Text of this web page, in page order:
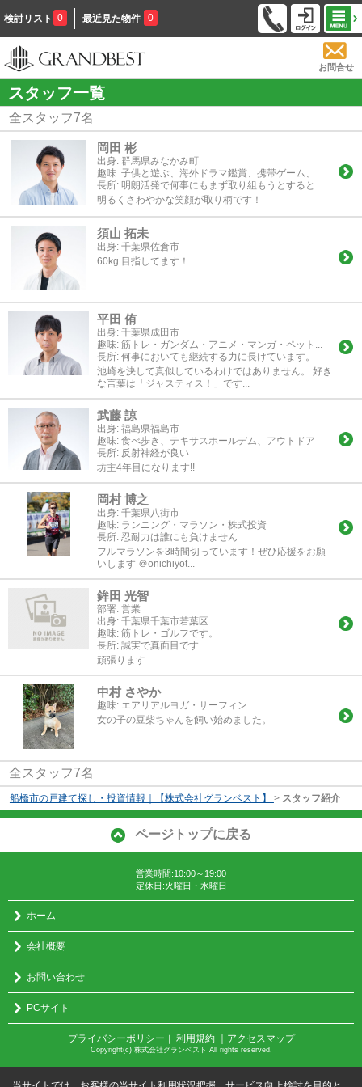
検討リスト 0 最近見た物件 0
お問合せ
スタッフ一覧
全スタッフ7名
岡田 彬
出身: 群馬県みなかみ町
趣味: 子供と遊ぶ、海外ドラマ鑑賞、携帯ゲーム、...
長所: 明朗活発で何事にもまず取り組もうとすると...
明るくさわやかな笑顔が取り柄です！
須山 拓未
出身: 千葉県佐倉市
60kg 目指してます！
平田 侑
出身: 千葉県成田市
趣味: 筋トレ・ガンダム・アニメ・マンガ・ペット...
長所: 何事においても継続する力に長けています。
池崎を決して真似しているわけではありません。 好き
な言葉は「ジャスティス！」です...
武藤 諒
出身: 福島県福島市
趣味: 食べ歩き、テキサスホールデム、アウトドア
長所: 反射神経が良い
坊主4年目になります!!
岡村 博之
出身: 千葉県八街市
趣味: ランニング・マラソン・株式投資
長所: 忍耐力は誰にも負けません
フルマラソンを3時間切っています！ぜひ応援をお願
いします ＠onichiyot...
鉾田 光智
部署: 営業
出身: 千葉県千葉市若葉区
趣味: 筋トレ・ゴルフです。
長所: 誠実で真面目です
頑張ります
中村 さやか
趣味: エアリアルヨガ・サーフィン
女の子の豆柴ちゃんを飼い始めました。
全スタッフ7名
船橋市の戸建て探し・投資情報｜【株式会社グランベスト】 > スタッフ紹介
ページトップに戻る
営業時間:10:00～19:00
定休日:火曜日・水曜日
ホーム
会社概要
お問い合わせ
PCサイト
プライバシーポリシー ｜ 利用規約 ｜アクセスマップ
Copyright(c) 株式会社グランベスト All rights reserved.